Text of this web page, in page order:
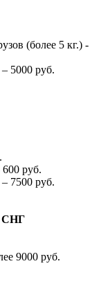
(более 5 кг.) -
5000 руб.
600 руб.
7500 руб.
СНГ
9000 руб.